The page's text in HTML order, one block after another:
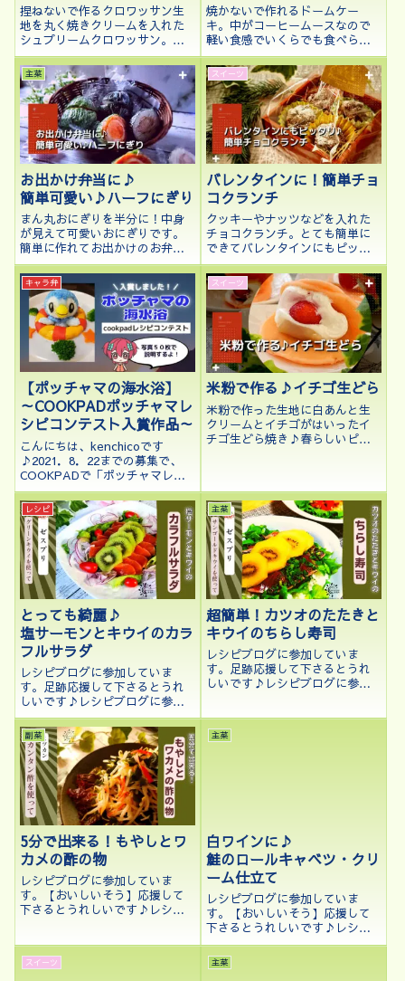
捏ねないで作るクロワッサン生
地を丸く焼きクリームを入れた
シュプリームクロワッサン。イ
ースト菌を予備発酵して失敗無
しです♪
焼かないで作れるドームケー
キ。中がコーヒームースなので
軽い食感でいくらでも食べられ
ちゃうケーキです♪
主菜
お出かけ弁当に♪
簡単可愛い♪ハーフにぎり
まん丸おにぎりを半分に！中身
が見えて可愛いおにぎりです。
簡単に作れてお出かけのお弁当
にもピッタリです。
スイーツ
バレンタインに！簡単チョ
コクランチ
クッキーやナッツなどを入れた
チョコクランチ。とても簡単に
できてバレンタインにもピッタ
リです♪
キャラ弁
【ポッチャマの海水浴】
～COOKPADポッチャマレ
シピコンテスト入賞作品～
こんにちは、kenchicoです
♪2021．8．22までの募集で、
COOKPADで「ポッチャマレシ
ピコンテスト」を行っておりま
した。今回は私が応募した「ポ
ッチャマの海水浴」を、写真も
ふんだんに使って、COOKPAD
に掲載したレシピでは掲載し...
スイーツ
米粉で作る♪イチゴ生どら
米粉で作った生地に白あんと生
クリームとイチゴがはいったイ
チゴ生どら焼き♪春らしいピン
レシピ
とっても綺麗♪
塩サーモンとキウイのカラ
フルサラダ
レシピブログに参加していま
す。足跡応援して下さるとうれ
しいです♪レシピブログに参加
中♪こんにちは(*´ω｀*)ゼスプリ
キウイのさっぱりとした甘さ
が、塩味と合うということがわ
かり色々なレシピを考えていま
すkenchicoです♪今回はお刺身
用サ...
主菜
超簡単！カツオのたたきと
キウイのちらし寿司
レシピブログに参加していま
す。足跡応援して下さるとうれ
しいです♪レシピブログに参加
ウイを使って、色々なレシピを
考えています。ということで、
副菜
5分で出来る！もやしとワ
カメの酢の物
レシピブログに参加していま
す。【おいしいそう】応援して
下さるとうれしいです♪レシピ
ですよね。それでも肉や魚だけ
ではなく、副菜も食べて健康に
主菜
白ワインに♪
鮭のロールキャベツ・クリ
ーム仕立て
レシピブログに参加していま
す。【おいしいそう】応援して
下さるとうれしいです♪レシピ
ブログに参加中♪クリックして
応援して下さるとうれしいです
♪こんにちは、kenchicoです
スイーツ 主菜